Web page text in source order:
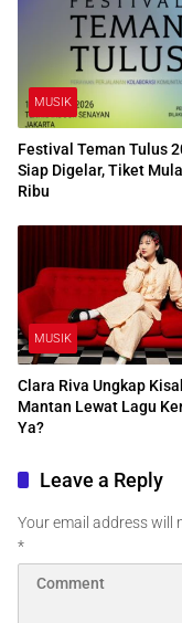
MUSIK
Festival Teman Tulus
Siap Digelar, Tiket
Ribu
MUSIK
Clara Riva Ungkap
Mantan Lewat Lagu
Ya?
Leave a Reply
Your email address will
*